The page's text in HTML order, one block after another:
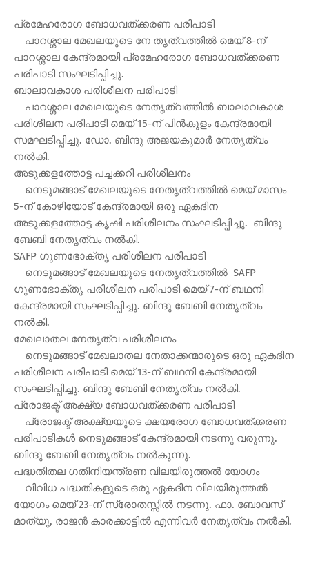
പ്രമേഹരോഗ ബോധവത്ക്കരണ പരിപാടി
പാറശ്ശാല മേഖലയുടെ നേ തൃത്വത്തില്‍ മെയ് 8-ന്
പാറശ്ശാല കേന്ദ്രമായി പ്രമേഹരോഗ ബോധവത്ക്കരണ
പരിപാടി സംഘടിപ്പിച്ചു.
ബാലാവകാശ പരിശീലന പരിപാടി
പാറശ്ശാല മേഖലയുടെ നേതൃത്വത്തില്‍ ബാലാവകാശ
പരിശീലന പരിപാടി മെയ് 15-ന് പിന്‍കുളം കേന്ദ്രമായി
സമഘടിപ്പിച്ചു. ഡോ. ബിന്ദു അജയകുമാര്‍ നേതൃത്വം
നല്‍കി.
അടുക്കളത്തോട്ട പച്ചക്കറി പരിശീലനം
നെടുമങ്ങാട് മേഖലയുടെ നേതൃത്വത്തില്‍ മെയ് മാസം
5-ന് കോഴിയോട് കേന്ദ്രമായി ഒരു ഏകദിന
അടുക്കളത്തോട്ട കൃഷി പരിശീലനം സംഘടിപ്പിച്ചു. ബിന്ദു
ബേബി നേതൃത്വം നല്‍കി.
SAFP ഗുണഭോക്തൃ പരിശീലന പരിപാടി
നെടുമങ്ങാട് മേഖലയുടെ നേതൃത്വത്തില്‍ SAFP
ഗുണഭോക്തൃ പരിശീലന പരിപാടി മെയ് 7-ന് ബഥനി
കേന്ദ്രമായി സംഘടിപ്പിച്ചു. ബിന്ദു ബേബി നേതൃത്വം
നല്‍കി.
മേഖലാതല നേതൃത്വ പരിശീലനം
നെടുമങ്ങാട് മേഖലാതല നേതാക്കന്മാരുടെ ഒരു ഏകദിന
പരിശീലന പരിപാടി മെയ് 13-ന് ബഥനി കേന്ദ്രമായി
സംഘടിപ്പിച്ചു. ബിന്ദു ബേബി നേതൃത്വം നല്‍കി.
പ്രോജക്ട് അക്ഷ്യ ബോധവത്ക്കരണ പരിപാടി
പ്രോജക്ട് അക്ഷ്യയുടെ ക്ഷയരോഗ ബോധവത്ക്കരണ
പരിപാടികള്‍ നെടുമങ്ങാട് കേന്ദ്രമായി നടന്നു വരുന്നു.
ബിന്ദു ബേബി നേതൃത്വം നല്‍കുന്നു.
പദ്ധതിതല ഗതിനിയന്ത്രണ വിലയിരുത്തല്‍ യോഗം
വിവിധ പദ്ധതികളുടെ ഒരു ഏകദിന വിലയിരുത്തല്‍
യോഗം മെയ് 23-ന് സ്രോതസ്സില്‍ നടന്നു. ഫാ. ബോവസ്
മാത്യു, രാജന്‍ കാരക്കാട്ടില്‍ എന്നിവര്‍ നേതൃത്വം നല്‍കി.